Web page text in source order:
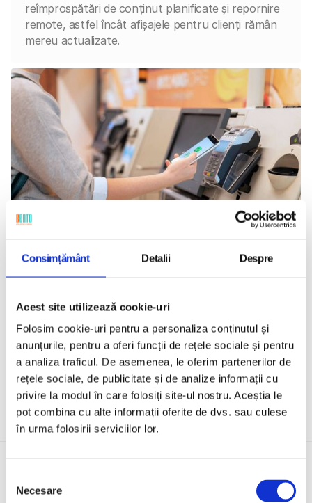
Consimțământ Detalii Despre
Acest site utilizează cookie-uri
Folosim cookie-uri pentru a personaliza conținutul și
anunțurile, pentru a oferi funcții de rețele sociale și pentru
a analiza traficul. De asemenea, le oferim partenerilor de
rețele sociale, de publicitate și de analize informații cu
privire la modul în care folosiți site-ul nostru. Aceștia le
pot combina cu alte informații oferite de dvs. sau culese
în urma folosirii serviciilor lor.
consimțământului
Necesare
reîmprospătări de conținut planificate și repornire
remote, astfel încât afișajele pentru clienți rămân
mereu actualizate.
Terminale de punct de vânzare Linux
Terminalele POS care rulează distro-uri Linux
securitate la nivel de flotă, cu monitorizarea
uptime-ului în timpul orelor de vânzare.